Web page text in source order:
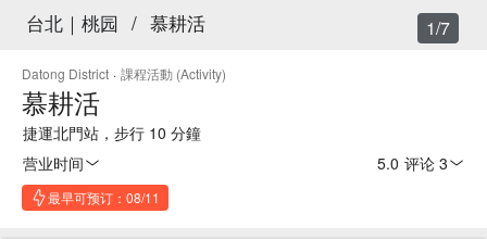
台北｜桃园 / 慕耕活
Datong District · 課程活動 (Activity)
慕耕活
捷運北門站，步行 10 分鐘
营业时间
5.0 评论 3
最早可预订：08/11
1/7